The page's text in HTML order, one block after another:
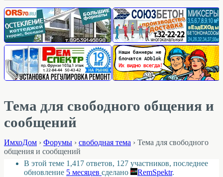
Тема для свободного общения и
сообщений
ИмхоДом › Форумы › свободная тема › Тема для свободного
общения и сообщений
В этой теме 1,417 ответов, 127 участников, последнее
обновление 5 месяцев сделано RemSpektr.